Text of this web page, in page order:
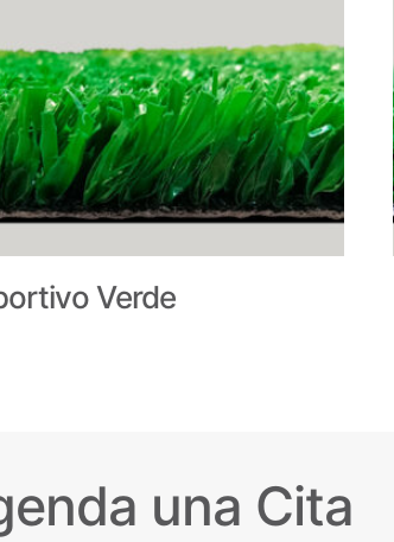
Verde
una Cita